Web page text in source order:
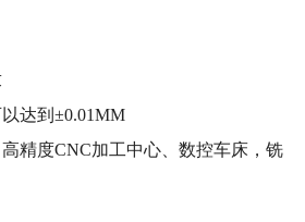
达到±0.01MM
精度CNC加工中心、数控车床，铣